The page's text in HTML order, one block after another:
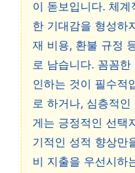
이 돋보입니다. 체
한 기대감을 형성하
재 비용, 환불 규정
로 남습니다. 꼼꼼
인하는 것이 필수적
로 하거나, 심층적
게는 긍정적인 선택
기적인 성적 향상만
비 지출을 우선시하